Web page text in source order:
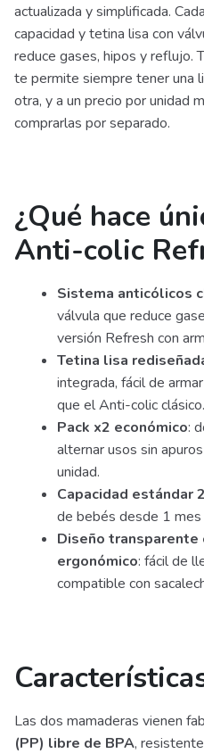
actualizada y simplificada.
capacidad y tetina lisa con
reduce gases, hipos y reflujo.
te permite siempre tener una
otra, y a un precio por unidad
comprarlas por separado.
¿Qué hace
Anti-colic
Sistema anticólicos
válvula que reduce
versión Refresh con
Tetina lisa
integrada, fácil de
que el Anti-colic clásico.
Pack x2 económico:
alternar usos sin
unidad.
Capacidad estándar
de bebés desde 1
Diseño transparente
ergonómico: fácil de
compatible con
Las dos mamaderas vienen
(PP) libre de BPA,